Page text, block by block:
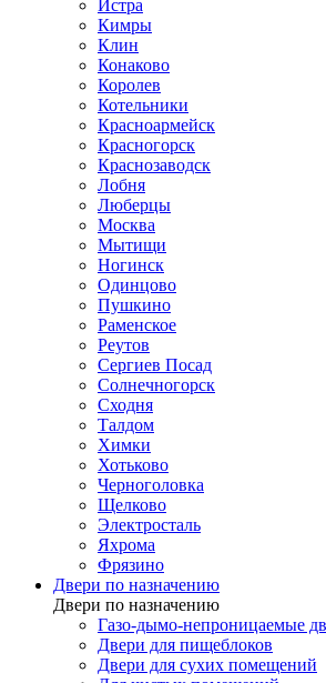
Истра
Кимры
Клин
Конаково
Королев
Котельники
Красноармейск
Красногорск
Краснозаводск
Лобня
Люберцы
Москва
Мытищи
Ногинск
Одинцово
Пушкино
Раменское
Реутов
Сергиев Посад
Солнечногорск
Сходня
Талдом
Химки
Хотьково
Черноголовка
Щелково
Электросталь
Яхрома
Фрязино
Двери по назначению
Двери по назначению
Газо-дымо-непроницаемые
Двери для пищеблоков
Двери для сухих помещений